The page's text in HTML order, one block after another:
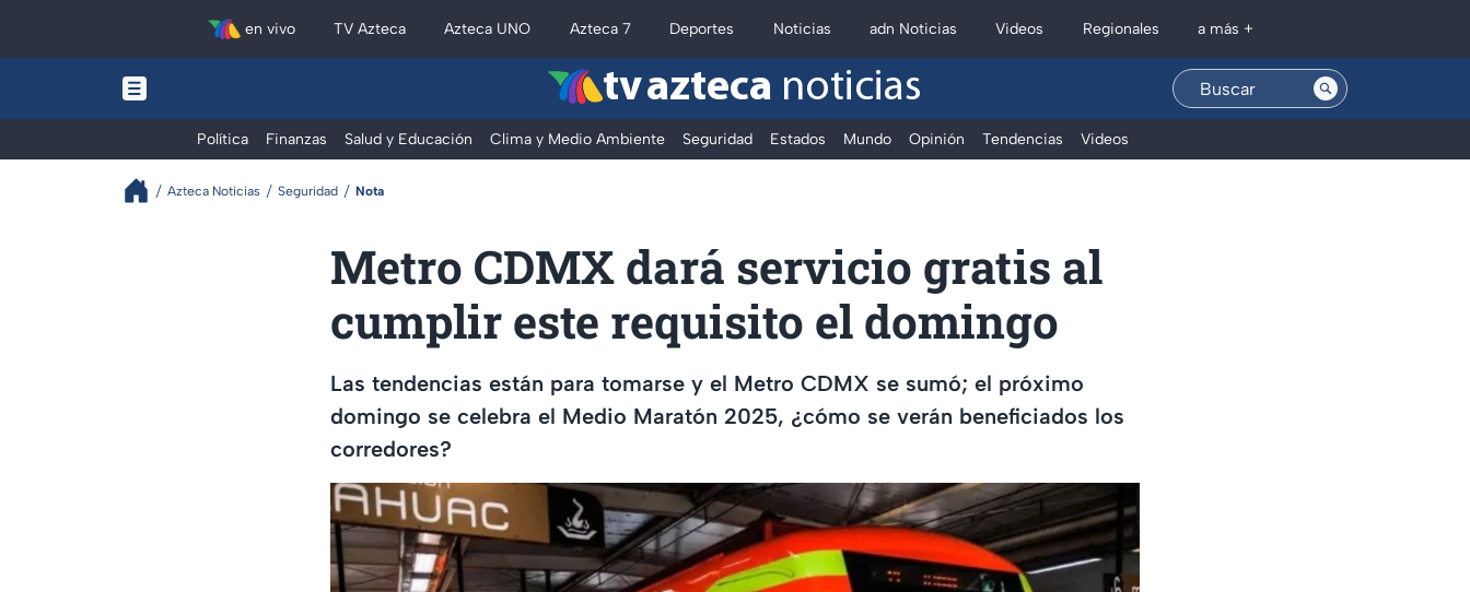
en vivo TV Azteca Azteca UNO Azteca 7 Deportes Noticias adn Noticias Videos Regionales a más +
tv azteca noticias
Política Finanzas Salud y Educación Clima y Medio Ambiente Seguridad Estados Mundo Opinión Tendencias Videos
Azteca Noticias Seguridad Nota
Metro CDMX dará servicio gratis al
cumplir este requisito el domingo
Las tendencias están para tomarse y el Metro CDMX se sumó; el próximo
domingo se celebra el Medio Maratón 2025, ¿cómo se verán beneficiados los
corredores?